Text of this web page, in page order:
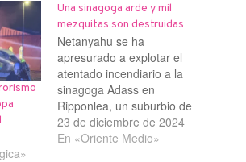
Una sinagoga arde y mil
mezquitas son destruidas
Netanyahu se ha
apresurado a explotar el
atentado incendiario a la
sinagoga Adass en
Ripponlea, un suburbio de
Melbourne, en la
madrugada del 6 de
23 de diciembre de 2024
En «Oriente Medio»